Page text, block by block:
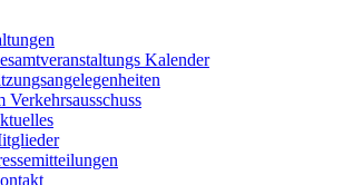
Kalender
Verkehrsausschuss